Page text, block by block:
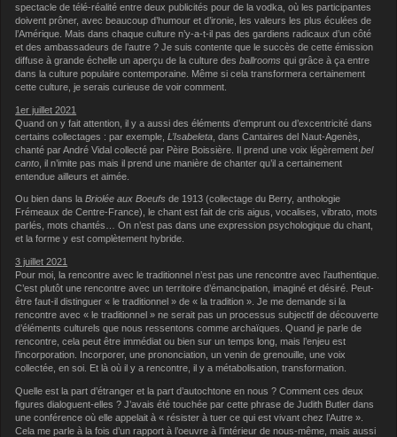
spectacle de télé-réalité entre deux publicités pour de la vodka, où les participantes
doivent prôner, avec beaucoup d’humour et d’ironie, les valeurs les plus éculées de
l’Amérique. Mais dans chaque culture n’y-a-t-il pas des gardiens radicaux d’un côté
et des ambassadeurs de l’autre ? Je suis contente que le succès de cette émission
diffuse à grande échelle un aperçu de la culture desballrooms qui grâce à ça entre
dans la culture populaire contemporaine. Même si cela transformera certainement
cette culture, je serais curieuse de voir comment.
1er juillet 2021
Quand on y fait attention, il y a aussi des éléments d’emprunt ou d’excentricité dans
certains collectages : par exemple,L’Isabeleta , dans Cantaires del Naut-Agenès,
chanté par André Vidal collecté par Pèire Boissière. Il prend une voix légèrementbel
canto , il n’imite pas mais il prend une manière de chanter qu’il a certainement
entendue ailleurs et aimée.
Ou bien dans laBriolée aux Boeufs de 1913 (collectage du Berry, anthologie
Frémeaux de Centre-France), le chant est fait de cris aigus, vocalises, vibrato, mots
parlés, mots chantés… On n’est pas dans une expression psychologique du chant,
et la forme y est complètement hybride.
3 juillet 2021
Pour moi, la rencontre avec le traditionnel n’est pas une rencontre avec l’authentique.
C’est plutôt une rencontre avec un territoire d’émancipation, imaginé et désiré. Peut-
être faut-il distinguer « le traditionnel » de « la tradition ». Je me demande si la
rencontre avec « le traditionnel » ne serait pas un processus subjectif de découverte
d’éléments culturels que nous ressentons comme archaïques. Quand je parle de
rencontre, cela peut être immédiat ou bien sur un temps long, mais l’enjeu est
l’incorporation. Incorporer, une prononciation, un venin de grenouille, une voix
collectée, en soi. Et là où il y a rencontre, il y a métabolisation, transformation.
Quelle est la part d’étranger et la part d’autochtone en nous ? Comment ces deux
figures dialoguent-elles ? J’avais été touchée par cette phrase de Judith Butler dans
une conférence où elle appelait à « résister à tuer ce qui est vivant chez l’Autre ».
Cela me parle à la fois d’un rapport à l’oeuvre à l’intérieur de nous-même, mais aussi